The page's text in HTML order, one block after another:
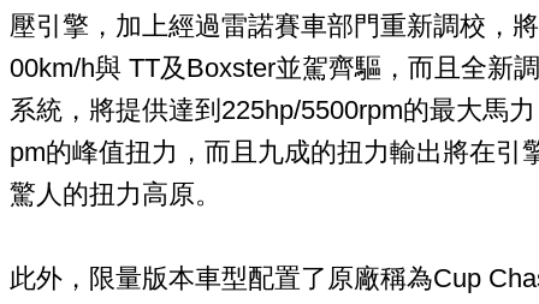
壓引擎，加上經過雷諾賽車部門重新調校，
00km/h與 TT及Boxster並駕齊驅，而且全新
系統，將提供達到225hp/5500rpm的最大馬
pm的峰值扭力，而且九成的扭力輸出將在引
驚人的扭力高原。
此外，限量版本車型配置了原廠稱為Cup